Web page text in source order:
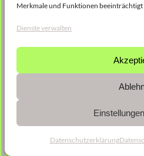
Merkmale und Funktionen beeinträchtigt
Dienste verwalten
Datenschutzerklärung